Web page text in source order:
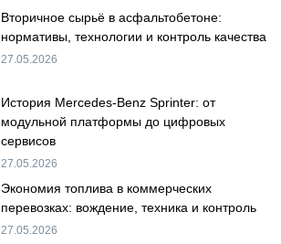
Вторичное сырьё в асфальтобетоне:
нормативы, технологии и контроль качества
27.05.2026
История Mercedes-Benz Sprinter: от
модульной платформы до цифровых
сервисов
27.05.2026
Экономия топлива в коммерческих
перевозках: вождение, техника и контроль
27.05.2026